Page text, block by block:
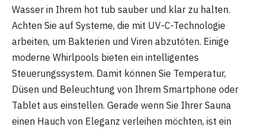
Wasser in Ihrem hot tub sauber und klar zu halten.
Achten Sie auf Systeme, die mit UV-C-Technologie
arbeiten, um Bakterien und Viren abzutöten. Einige
moderne Whirlpools bieten ein intelligentes
Steuerungssystem. Damit können Sie Temperatur,
Düsen und Beleuchtung von Ihrem Smartphone oder
Tablet aus einstellen. Gerade wenn Sie Ihrer Sauna
einen Hauch von Eleganz verleihen möchten, ist ein